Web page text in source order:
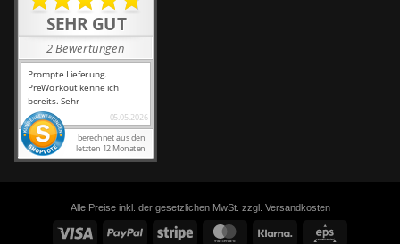
Alle Preise inkl. der gesetzlichen MwSt. zzgl. Versandkosten
Visa PayPal Stripe MasterCard Klarna